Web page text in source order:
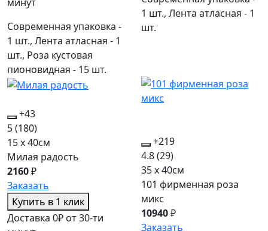
минут
Современная упаковка -
1 шт., Лента атласная - 1
шт., Роза кустовая
пионовидная - 15 шт.
1 шт., Лента атласная - 1
шт.
+43
5(180)
15 x 40см
Милая радость
2160₽
Заказать
Купить в 1 клик
Доставка 0₽ от 30-ти
+219
4.8(29)
35 x 40см
101 фирменная роза
микс
10940₽
Заказать